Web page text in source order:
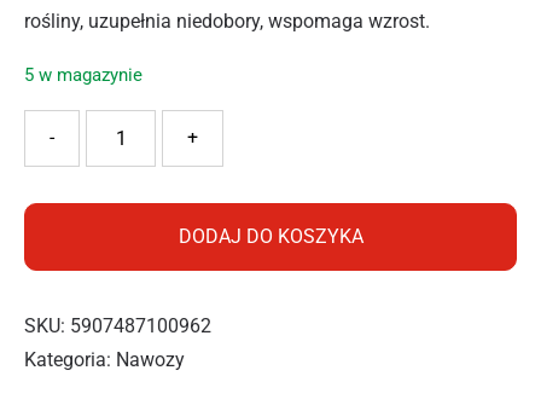
rośliny, uzupełnia niedobory, wspomaga wzrost.
5 w magazynie
+
-
DODAJ DO KOSZYKA
SKU: 5907487100962
Kategoria: Nawozy